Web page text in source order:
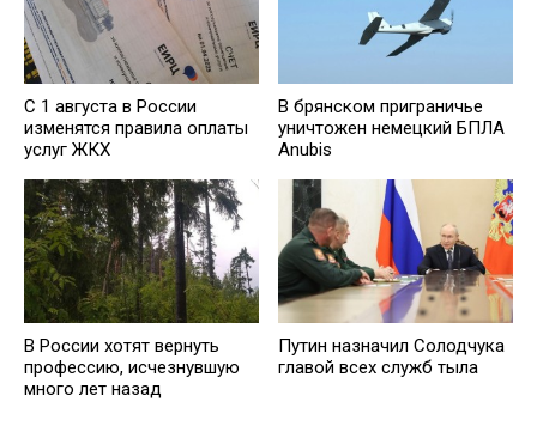
С 1 августа в России
изменятся правила оплаты
услуг ЖКХ
В брянском приграничье
уничтожен немецкий БПЛА
Anubis
В России хотят вернуть
профессию, исчезнувшую
много лет назад
Путин назначил Солодчука
главой всех служб тыла